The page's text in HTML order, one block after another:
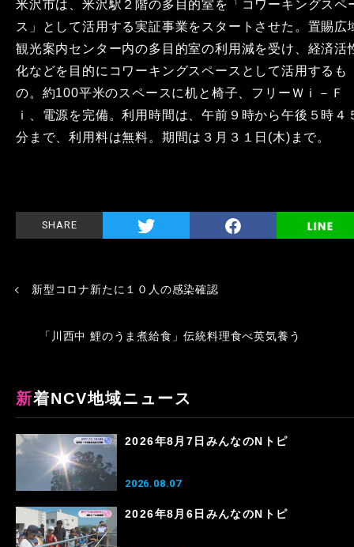
米沢市は、米沢駅２階の多目的室を「コワーキングスペ
ス」として活用する実証事業をスタートさせた。置賜広
観光案内センター内の多目的室の利用減を受け、経済活
化などを目的にコワーキングスペースとして活用するも
の。約100平米のスペースに机と椅子、フリーＷｉ－Ｆ
ｉ、電源を完備。利用時間は、午前９時から午後５時４
分まで、利用料は無料。期間は３月３１日(木)まで。
SHARE
新型コロナ新たに１０人の感染確認
「川西中 鯉のうま煮給食」伝統料理食べ英気養う
新着NCV地域ニュース
2026年8月7日みんなのNトピ
2026.08.07
2026年8月6日みんなのNトピ